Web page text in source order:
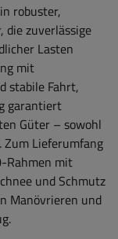
robuster,
die zuverlässige
Lasten
mit
stabile Fahrt,
garantiert
Güter – sowohl
Zum Lieferumfang
Rahmen mit
und Schmutz
Manövrieren und